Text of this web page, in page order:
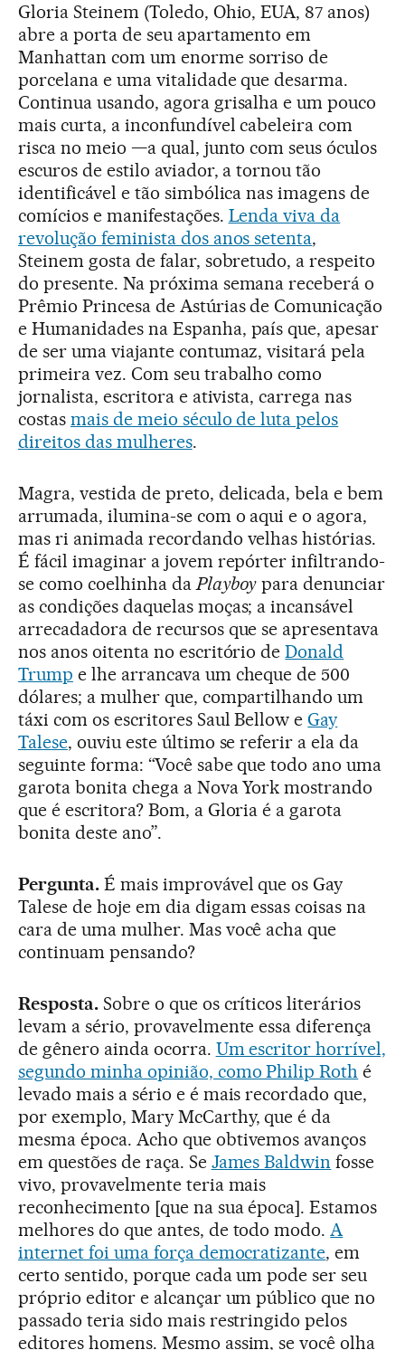
Gloria Steinem (Toledo, Ohio, EUA, 87 anos)
abre a porta de seu apartamento em
Manhattan com um enorme sorriso de
porcelana e uma vitalidade que desarma.
Continua usando, agora grisalha e um pouco
mais curta, a inconfundível cabeleira com
risca no meio —a qual, junto com seus óculos
escuros de estilo aviador, a tornou tão
identificável e tão simbólica nas imagens de
comícios e manifestações. Lenda viva da
revolução feminista dos anos setenta,
Steinem gosta de falar, sobretudo, a respeito
do presente. Na próxima semana receberá o
Prêmio Princesa de Astúrias de Comunicação
e Humanidades na Espanha, país que, apesar
de ser uma viajante contumaz, visitará pela
primeira vez. Com seu trabalho como
jornalista, escritora e ativista, carrega nas
costas mais de meio século de luta pelos
direitos das mulheres.
Magra, vestida de preto, delicada, bela e bem
arrumada, ilumina-se com o aqui e o agora,
mas ri animada recordando velhas histórias.
É fácil imaginar a jovem repórter infiltrando-
se como coelhinha daPlayboy para denunciar
as condições daquelas moças; a incansável
arrecadadora de recursos que se apresentava
nos anos oitenta no escritório deDonald
Trump e lhe arrancava um cheque de 500
dólares; a mulher que, compartilhando um
táxi com os escritores Saul Bellow eGay
Talese, ouviu este último se referir a ela da
seguinte forma: “Você sabe que todo ano uma
garota bonita chega a Nova York mostrando
que é escritora? Bom, a Gloria é a garota
bonita deste ano”.
Pergunta. É mais improvável que os Gay
Talese de hoje em dia digam essas coisas na
cara de uma mulher. Mas você acha que
continuam pensando?
Resposta. Sobre o que os críticos literários
levam a sério, provavelmente essa diferença
de gênero ainda ocorra. Um escritor horrível,
segundo minha opinião, como Philip Roth é
levado mais a sério e é mais recordado que,
por exemplo, Mary McCarthy, que é da
mesma época. Acho que obtivemos avanços
em questões de raça. Se James Baldwin fosse
vivo, provavelmente teria mais
reconhecimento [que na sua época]. Estamos
melhores do que antes, de todo modo.A
internet foi uma força democratizante, em
certo sentido, porque cada um pode ser seu
próprio editor e alcançar um público que no
passado teria sido mais restringido pelos
editores homens. Mesmo assim, se você olha